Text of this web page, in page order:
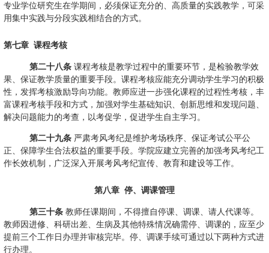
专业学位研究生在学期间，必须保证充分的、高质量的实践教学，可采
用集中实践与分段实践相结合的方式。
第七章 课程考核
第二十八条 课程考核是教学过程中的重要环节，是检验教学效
果、保证教学质量的重要手段。课程考核应能充分调动学生学习的积极
性，发挥考核激励导向功能。教师应进一步强化课程的过程性考核，丰
富课程考核手段和方式，加强对学生基础知识、创新思维和发现问题、
解决问题能力的考查，以考促学，促进学生自主学习。
第二十九条 严肃考风考纪是维护考场秩序、保证考试公平公
正、保障学生合法权益的重要手段。学院应建立完善的加强考风考纪工
作长效机制，广泛深入开展考风考纪宣传、教育和建设等工作。
第八章 停、调课管理
第三十条 教师任课期间，不得擅自停课、调课、请人代课等。
教师因进修、科研出差、生病及其他特殊情况确需停、调课的，应至少
提前三个工作日办理并审核完毕。停、调课手续可通过以下两种方式进
行办理。